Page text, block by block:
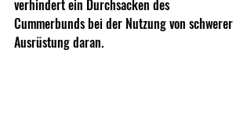
verhindert ein Durchsacken des
Cummerbunds bei der Nutzung von schwerer
Ausrüstung daran.